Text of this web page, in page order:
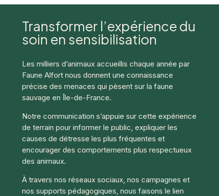
Transformer l’expérience du
soin en sensibilisation
Les milliers d’animaux accueillis chaque année par
Faune Alfort nous donnent une connaissance
précise des menaces qui pèsent sur la faune
sauvage en Île-de-France.
Notre communication s’appuie sur cette expérience
de terrain pour informer le public, expliquer les
causes de détresse les plus fréquentes et
encourager des comportements plus respectueux
des animaux.
À travers nos réseaux sociaux, nos campagnes et
nos supports pédagogiques, nous faisons le lien